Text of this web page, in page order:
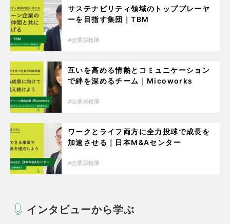
サステナビリティ領域のトッププレーヤ
ーを目指す集団｜TBM
企業探検隊
互いを高める情熱とコミュニケーション
で絆を深めるチーム｜Micoworks
企業探検隊
ワークとライフ両方に全力投球で成長を
加速させる｜日本M&Aセンター
企業探検隊
インタビューから学ぶ